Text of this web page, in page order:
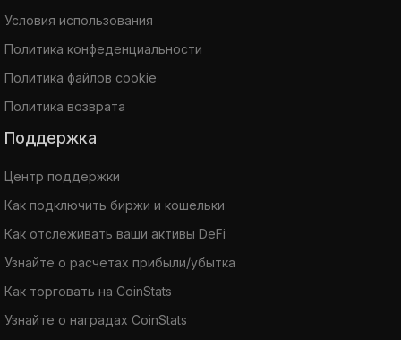
Условия использования
Политика конфеденциальности
Политика файлов cookie
Политика возврата
Поддержка
Центр поддержки
Как подключить биржи и кошельки
Как отслеживать ваши активы DeFi
Узнайте о расчетах прибыли/убытка
Как торговать на CoinStats
Узнайте о наградах CoinStats